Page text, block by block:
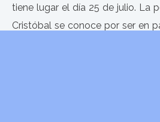
tiene lugar el día 25 de julio. La
Cristóbal se conoce por ser en